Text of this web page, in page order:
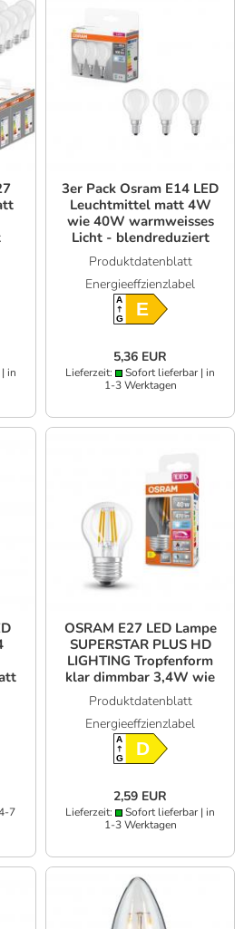
in
3er Pack Osram E14 LED
Leuchtmittel matt 4W
wie 40W warmweisses
Licht - blendreduziert
Produktdatenblatt
Energieeffzienzlabel
A
GE
5,36 EUR
Lieferzeit:
Sofort lieferbar | in
1-3 Werktagen
7
OSRAM E27 LED Lampe
SUPERSTAR PLUS HD
LIGHTING Tropfenform
klar dimmbar 3,4W wie
40W neutralweißes
Licht & hohe
Farbwiedergabe
Produktdatenblatt
Energieeffzienzlabel
A
GD
2,59 EUR
Lieferzeit:
Sofort lieferbar | in
1-3 Werktagen